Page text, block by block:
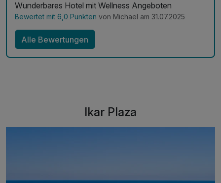
Wunderbares Hotel mit Wellness Angeboten
Bewertet mit 6,0 Punkten von Michael am 31.07.2025
Alle Bewertungen
Ikar Plaza